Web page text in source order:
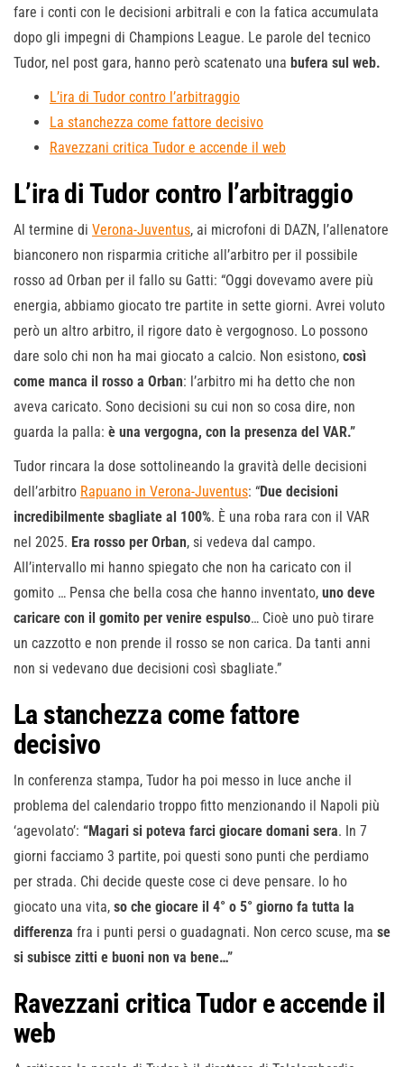
fare i conti con le decisioni arbitrali e con la fatica accumulata
dopo gli impegni di Champions League. Le parole del tecnico
Tudor, nel post gara, hanno però scatenato una bufera sul web.
L’ira di Tudor contro l’arbitraggio
La stanchezza come fattore decisivo
Ravezzani critica Tudor e accende il web
L’ira di Tudor contro l’arbitraggio
Al termine di Verona-Juventus, ai microfoni di DAZN, l’allenatore
bianconero non risparmia critiche all’arbitro per il possibile
rosso ad Orban per il fallo su Gatti: “Oggi dovevamo avere più
energia, abbiamo giocato tre partite in sette giorni. Avrei voluto
però un altro arbitro, il rigore dato è vergognoso. Lo possono
dare solo chi non ha mai giocato a calcio. Non esistono, così
come manca il rosso a Orban: l’arbitro mi ha detto che non
aveva caricato. Sono decisioni su cui non so cosa dire, non
guarda la palla: è una vergogna, con la presenza del VAR.”
Tudor rincara la dose sottolineando la gravità delle decisioni
dell’arbitro Rapuano in Verona-Juventus: “Due decisioni
incredibilmente sbagliate al 100%. È una roba rara con il VAR
nel 2025. Era rosso per Orban, si vedeva dal campo.
All’intervallo mi hanno spiegato che non ha caricato con il
gomito … Pensa che bella cosa che hanno inventato, uno deve
caricare con il gomito per venire espulso… Cioè uno può tirare
un cazzotto e non prende il rosso se non carica. Da tanti anni
non si vedevano due decisioni così sbagliate.”
La stanchezza come fattore
decisivo
In conferenza stampa, Tudor ha poi messo in luce anche il
problema del calendario troppo fitto menzionando il Napoli più
‘agevolato’: “Magari si poteva farci giocare domani sera. In 7
giorni facciamo 3 partite, poi questi sono punti che perdiamo
per strada. Chi decide queste cose ci deve pensare. Io ho
giocato una vita, so che giocare il 4° o 5° giorno fa tutta la
differenza fra i punti persi o guadagnati. Non cerco scuse, ma se
si subisce zitti e buoni non va bene…”
Ravezzani critica Tudor e accende il
web